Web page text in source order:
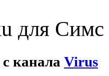
для Симс
канала Virus